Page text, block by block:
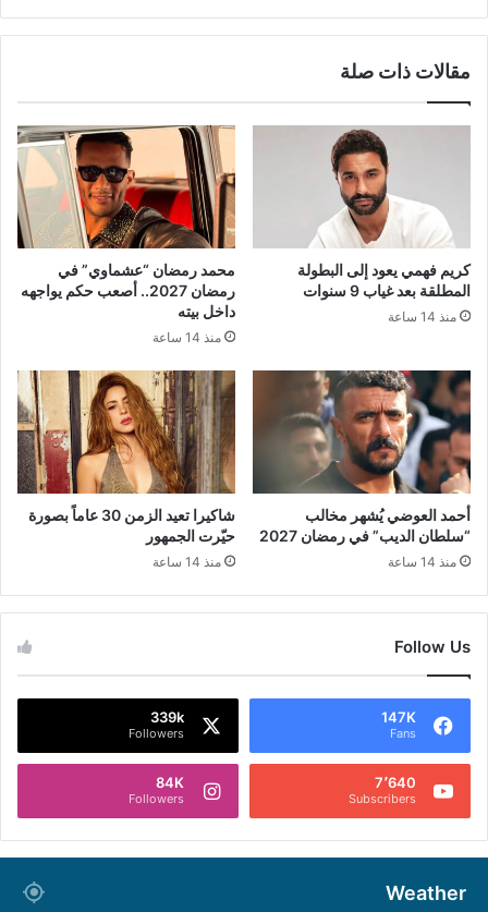
مقالات ذات صلة
كريم فهمي يعود إلى البطولة
المطلقة بعد غياب 9 سنوات
منذ 14 ساعة
محمد رمضان “عشماوي” في
رمضان 2027.. أصعب حكم يواجهه
داخل بيته
منذ 14 ساعة
أحمد العوضي يُشهر مخالب
“سلطان الديب” في رمضان 2027
منذ 14 ساعة
شاكيرا تعيد الزمن 30 عاماً بصورة
حيّرت الجمهور
منذ 14 ساعة
Follow Us
147K
Fans
339k
Followers
7٬640
Subscribers
84K
Followers
Weather